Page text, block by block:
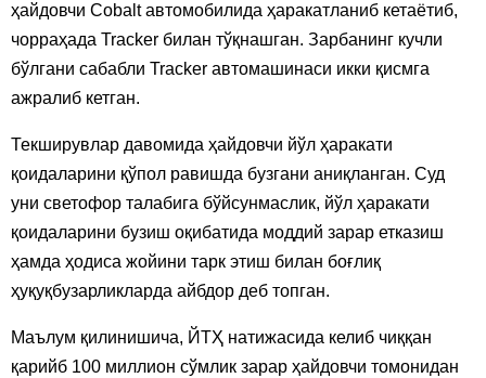
ҳайдовчи Cobalt автомобилида ҳаракатланиб кетаётиб,
чорраҳада Tracker билан тўқнашган. Зарбанинг кучли
бўлгани сабабли Tracker автомашинаси икки қисмга
ажралиб кетган.
Текширувлар давомида ҳайдовчи йўл ҳаракати
қоидаларини қўпол равишда бузгани аниқланган. Суд
уни светофор талабига бўйсунмаслик, йўл ҳаракати
қоидаларини бузиш оқибатида моддий зарар етказиш
ҳамда ҳодиса жойини тарк этиш билан боғлиқ
ҳуқуқбузарликларда айбдор деб топган.
Маълум қилинишича, ЙТҲ натижасида келиб чиққан
қарийб 100 миллион сўмлик зарар ҳайдовчи томонидан